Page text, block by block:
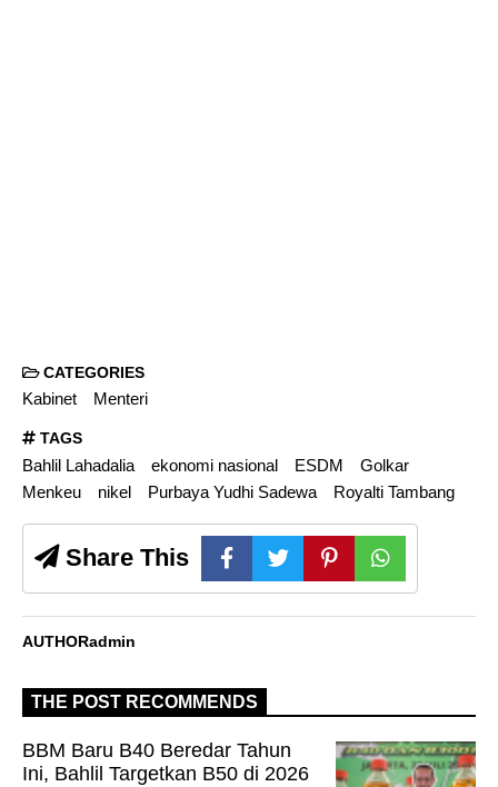
CATEGORIES
Kabinet Menteri
TAGS
Bahlil Lahadalia ekonomi nasional ESDM
Golkar
Menkeu
nikel Purbaya Yudhi Sadewa Royalti Tambang
Share This
AUTHORadmin
THE POST RECOMMENDS
BBM Baru B40 Beredar Tahun
Ini, Bahlil Targetkan B50 di 2026